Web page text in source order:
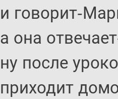
и говорит-
а она
ну после
приходит